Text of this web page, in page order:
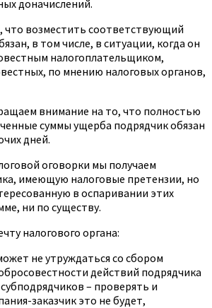
доначислений.
что возместить соответствующий
в том числе, в ситуации, когда он
налогоплательщиком,
по мнению налоговых органов,
внимание на то, что полностью
суммы ущерба подрядчик обязан
дней.
оговорки мы получаем
имеющую налоговые претензии, но
в оспаривании этих
ни по существу.
налогового органа:
не утруждаться со сбором
действий подрядчика
– проверять и
заказчик это не будет,